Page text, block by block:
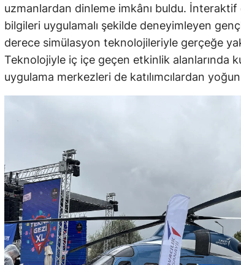
uzmanlardan dinleme imkânı buldu.
bilgileri uygulamalı şekilde deneyimleyen
derece simülasyon teknolojileriyle gerçeğe
Teknolojiyle iç içe geçen etkinlik alanlarında
uygulama merkezleri de katılımcılardan